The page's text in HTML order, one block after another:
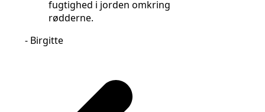
fugtighed i jorden omkring
rødderne.
- Birgitte